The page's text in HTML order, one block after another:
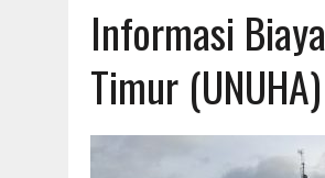
Informasi
Timur